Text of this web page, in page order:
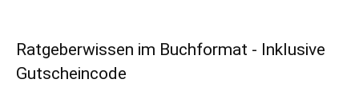
Ratgeberwissen im Buchformat - Inklusive
Gutscheincode